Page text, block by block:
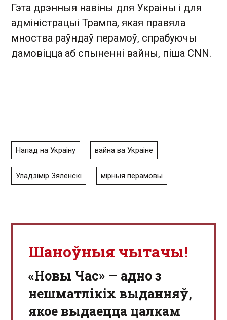
Гэта дрэнныя навіны для Украіны і для
адміністрацыі Трампа, якая правяла
мноства раўндаў перамоў, спрабуючы
дамовіцца аб спыненні вайны, піша CNN.
Напад на Украіну вайна ва Украіне
Уладзімір Зяленскі мірныя перамовы
Шаноўныя чытачы!
«Новы Час» — адно з
нешматлікіх выданняў,
якое выдаецца цалкам